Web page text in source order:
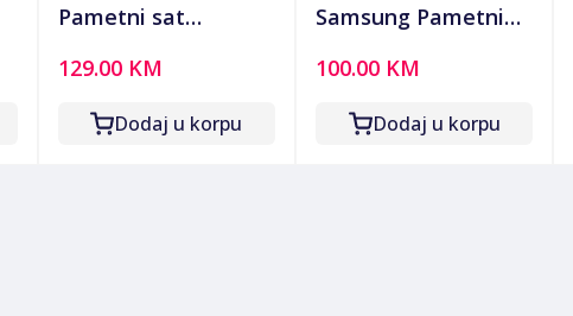
satovi)
Pametni sat
Silver
129.00 KM
Dodaj u korpu
satovi)
Samsung Pametni
vodootporan, WiFi,
BT, 208 mAh -
100.00 KM
Dodaj u korpu